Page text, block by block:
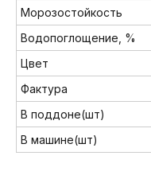
Морозостойкость
Водопоглощение, %
Цвет
Фактура
В поддоне(шт)
В машине(шт)
Мы в соц. сетях: